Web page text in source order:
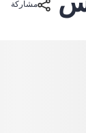
مشاركة